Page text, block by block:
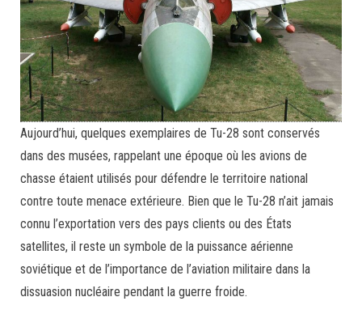
Aujourd’hui, quelques exemplaires de Tu-28 sont conservés
dans des musées, rappelant une époque où les avions de
chasse étaient utilisés pour défendre le territoire national
contre toute menace extérieure. Bien que le Tu-28 n’ait jamais
connu l’exportation vers des pays clients ou des États
satellites, il reste un symbole de la puissance aérienne
soviétique et de l’importance de l’aviation militaire dans la
dissuasion nucléaire pendant la guerre froide.